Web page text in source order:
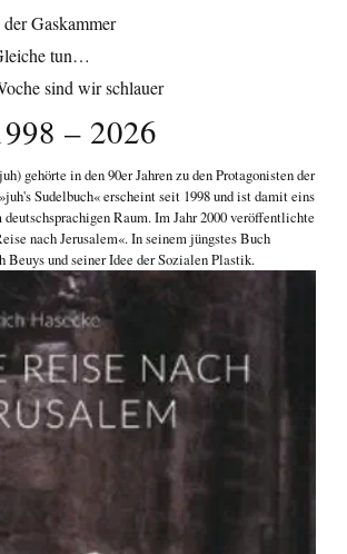
Gaskammer
tun…
sind wir schlauer
– 2026
gehörte in den 90er Jahren zu den Protagonisten der
Sudelbuch« erscheint seit 1998 und ist damit eins
Raum. Im Jahr 2000 veröffentlichte
nach Jerusalem«. In seinem jüngstes Buch
Beuys und seiner Idee der Sozialen Plastik.